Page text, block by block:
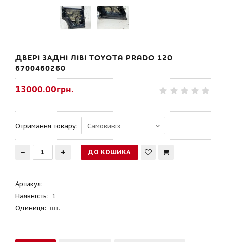
ДВЕРІ ЗАДНІ ЛІВІ TOYOTA PRADO 120
6700460260
13000.00грн.
Отримання товару:
Артикул:
Наявність: 1
Одиниця: шт.